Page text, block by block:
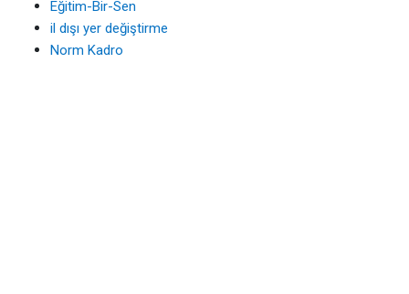
Eğitim-Bir-Sen
il dışı yer değiştirme
Norm Kadro